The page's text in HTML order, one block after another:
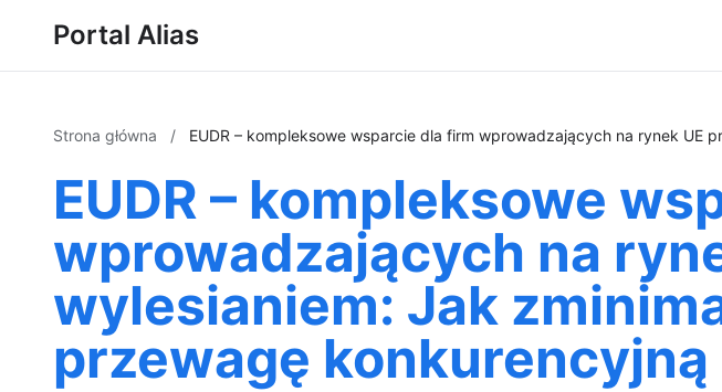
Portal Alias
Strona główna / EUDR – kompleksowe wsparcie dla firm wprowadzających na rynek
EUDR – kompleksowe
wprowadzających na
wylesianiem: Jak
przewagę konkurencyjną